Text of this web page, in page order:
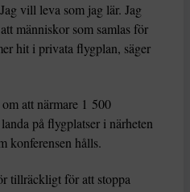
vill leva som jag lär. Jag
människor som samlas för
hit i privata flygplan, säger
att närmare 1 500
på flygplatser i närheten
konferensen hålls.
tillräckligt för att stoppa